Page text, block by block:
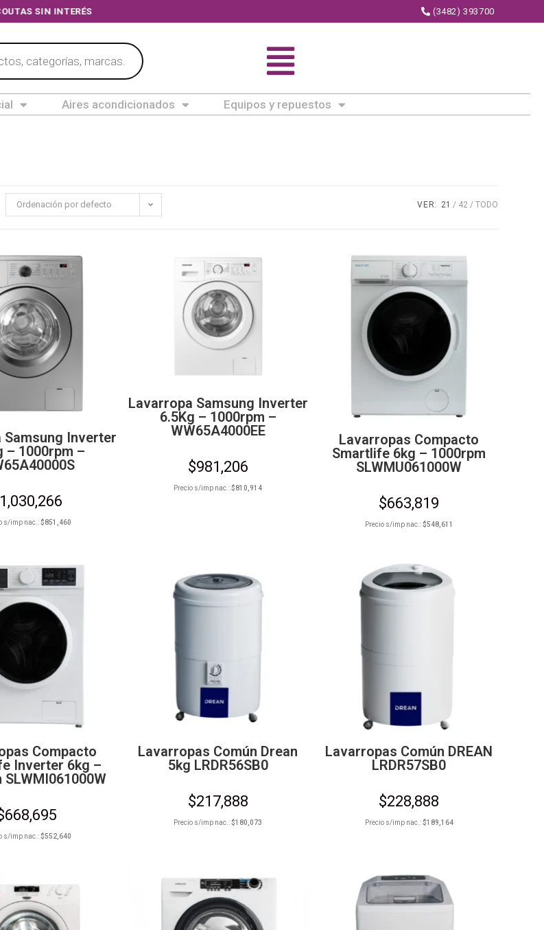
6 COUTAS SIN INTERÉS (3482) 393700
Aires acondicionados Equipos y repuestos
Ordenación por defecto VER: 21 42 TODO
Samsung Inverter
– 1000rpm –
1,030,266
s/imp nac.:$851,460
Lavarropa Samsung Inverter
6.5Kg – 1000rpm –
WW65A4000EE
$981,206
Precio s/imp nac.:$810,914
Lavarropas Compacto
Smartlife 6kg – 1000rpm
SLWMU061000W
$663,819
Precio s/imp nac.:$548,611
Compacto
Inverter 6kg –
SLWMI061000W
668,695
s/imp nac.:$552,640
Lavarropas Común Drean
5kg LRDR56SB0
$217,888
Precio s/imp nac.:$180,073
Lavarropas Común DREAN
LRDR57SB0
$228,888
Precio s/imp nac.:$189,164